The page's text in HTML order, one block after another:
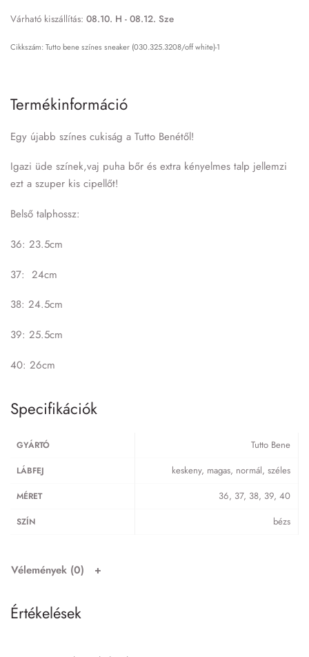
Várható kiszállítás: 08.10. H - 08.12. Sze
Tutto bene színes sneaker (030.325.3208/off white)-1
Termékinformáció
Egy újabb színes cukiság a Tutto Benétől!
Igazi üde színek,vaj puha bőr és extra kényelmes talp jellemzi
ezt a szuper kis cipellőt!
Belső talphossz:
36: 23.5cm
37: 24cm
38: 24.5cm
39: 25.5cm
40: 26cm
Specifikációk
GYÁRTÓ Tutto Bene
LÁBFEJ keskeny, magas, normál, széles
MÉRET 36, 37, 38, 39, 40
SZÍN bézs
Vélemények (0)
Értékelések